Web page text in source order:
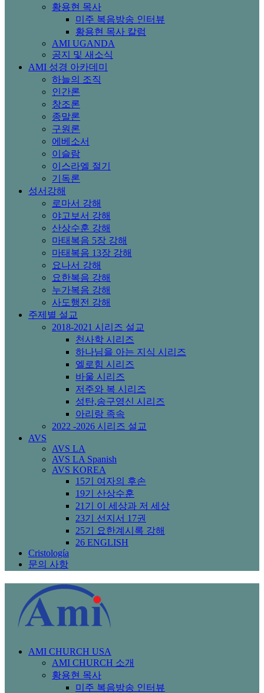
황용현 목사
미주 복음방송 인터뷰
황용현 목사 칼럼
AMI UGANDA
공지 및 새소식
AMI 성경 아카데미
하늘의 조직
인간론
창조론
종말론
구원론
에베소서
이슬람
이스라엘 절기
기독론
성서강해
로마서 강해
야고보서 강해
산상수훈 강해
마태복음 5장 강해
마태복음 13장 강해
요나서 강해
요한복음 강해
누가복음 강해
사도행전 강해
주제별 설교
2018-2021 시리즈 설교
천사학 시리즈
하나님을 아는 지식 시리즈
엘로힘 시리즈
바울 시리즈
저주와 복 시리즈
성탄,송구영신 시리즈
아리랑 족속
2022 -2026 시리즈 설교
AVS
AVS LA
AVS LA Spanish
AVS KOREA
15기 여자의 후손
19기 산상수훈
21기 이 세상과 저 세상
23기 선지서 17권
25기 요한계시록 강해
26 ENGLISH
Cristología
문의 사항
AMI CHURCH USA
AMI CHURCH 소개
황용현 목사
미주 복음방송 인터뷰